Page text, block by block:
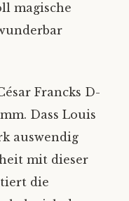
magische
Francks D-
Dass Louis
auswendig
mit dieser
die